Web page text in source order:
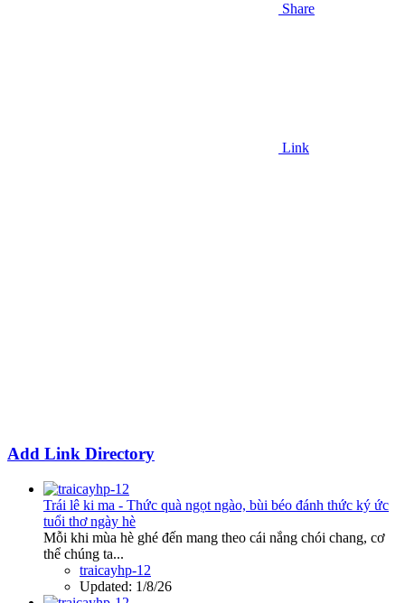
Share
Link
Add Link Directory
Trái lê ki ma - Thức quà ngọt ngào, bùi béo đánh thức ký ức
tuổi thơ ngày hè
Mỗi khi mùa hè ghé đến mang theo cái nắng chói chang, cơ
thể chúng ta...
traicayhp-12
Updated: 1/8/26